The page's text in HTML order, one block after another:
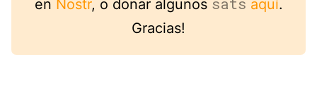
en Nostr, o donar algunos aquí.
Gracias!